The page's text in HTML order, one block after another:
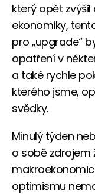
který opět
ekonomiky,
pro „upgrade“
opatření v
a také rychle
kterého jsme,
svědky.
Minulý týden
o sobě zdrojem
optimismu